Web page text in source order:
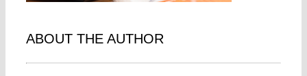
ABOUT THE AUTHOR